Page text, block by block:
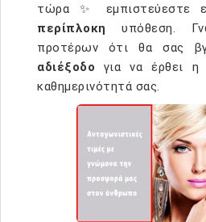
τώρα ✨ εμπιστεύεστε
περίπλοκη υπόθεση.
προτέρων ότι θα σας
αδιέξοδο για να έρθει
καθημερινότητά σας.